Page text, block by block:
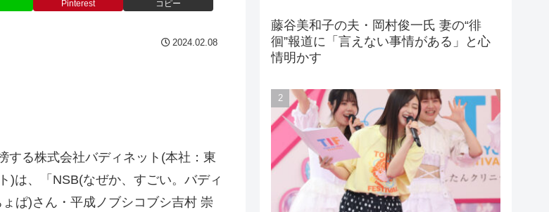
Pinterest コピー
2024.02.08
する株式会社バディネット(本社：東
)は、「NSB(なぜか、すごい。バディ
ぱ)さん・平成ノブシコブシ吉村 崇
藤谷美和子の夫・岡村俊一氏 妻の“徘
徊”報道に「言えない事情がある」と心
情明かす